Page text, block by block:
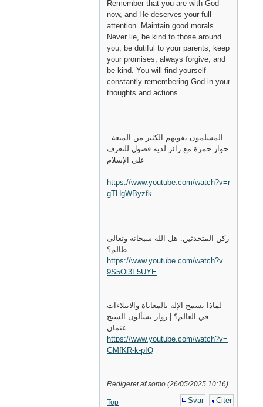
Remember that you are with God
now, and He deserves your full
attention. Maintain good morals.
Never lie, be kind to those around
you, be dutiful to your parents, keep
your promises, always forgive, and
be kind. You will find yourself
constantly remembering God in your
thoughts and actions.
المسلمون يفوتهم الكثير من المتعة -
حوار حمزة مع زائر لديه فضول للتعرف
على الإسلام
https://www.youtube.com/watch?v=r
gTHgWByzfk
ركن المتحدثين: هل الله سبحانه وتعالى
ظالم؟
https://www.youtube.com/watch?v=
9S5Oi3F5UYE
لماذا يسمح الإله بالمعاناة والابتلاءات
في العالم؟ | زوار يسألون الشيخ
عثمان
https://www.youtube.com/watch?v=
GMfKR-k-pIQ
Redigeret af somo (26/05/2025 10:16)
Top Svar Citer